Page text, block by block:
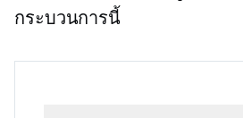
กระบวนการนี้